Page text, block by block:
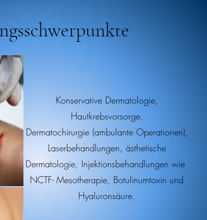
Konservative Dermatologie,
Hautkrebsvorsorge,
Dermatochirurgie (ambulante Operationen),
Laserbehandlungen, ästhetische
Dermatologie, Injektionsbehandlungen wie
NCTF- Mesotherapie, Botulinumtoxin und
Hyaluronsäure.